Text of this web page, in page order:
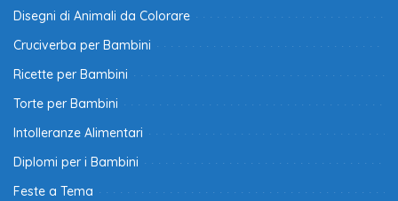
Disegni di Animali da Colorare
Cruciverba per Bambini
Ricette per Bambini
Torte per Bambini
Intolleranze Alimentari
Diplomi per i Bambini
Feste a Tema